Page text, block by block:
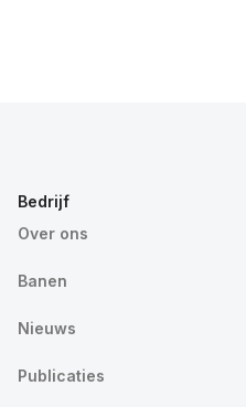
Bedrijf
Over ons
Banen
Nieuws
Publicaties